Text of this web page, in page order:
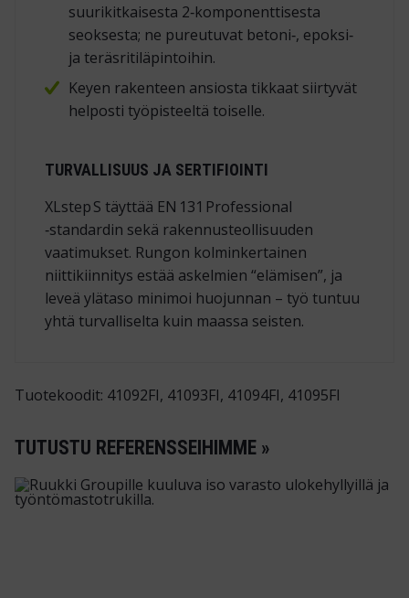
suurikitkaisesta 2‑komponenttisesta
seoksesta; ne pureutuvat betoni‑, epoksi‑
ja teräsritiläpintoihin.
Keyen rakenteen ansiosta tikkaat siirtyvät
helposti työpisteeltä toiselle.
TURVALLISUUS JA SERTIFIOINTI
XLstep S täyttää EN 131 Professional
‑standardin sekä rakennusteollisuuden
vaatimukset. Rungon kolminkertainen
niittikiinnitys estää askelmien “elämisen”, ja
leveä ylätaso minimoi huojunnan – työ tuntuu
yhtä turvalliselta kuin maassa seisten.
Tuotekoodit: 41092FI, 41093FI, 41094FI, 41095FI
TUTUSTU REFERENSSEIHIMME »